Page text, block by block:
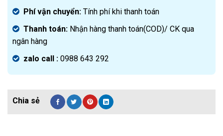
Phí vận chuyển: Tính phí khi thanh toán
Thanh toán: Nhận hàng thanh toán(COD)/ CK qua
ngân hàng
zalo call : 0988 643 292